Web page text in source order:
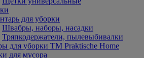
для уборки
Швабры, наборы, насадки
Тряпкодержатели, пылевыбивалки
для уборки ТМ Praktische Home
для мусора